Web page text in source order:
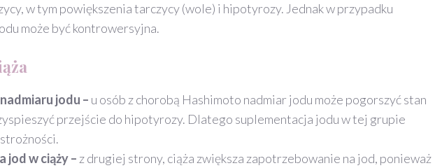
w tym powiększenia tarczycy (wole) i hipotyrozy. Jednak w przypadku
może być kontrowersyjna.
jodu – u osób z chorobą Hashimoto nadmiar jodu może pogorszyć stan
przejście do hipotyrozy. Dlatego suplementacja jodu w tej grupie
jod w ciąży – z drugiej strony, ciąża zwiększa zapotrzebowanie na jod, ponieważ